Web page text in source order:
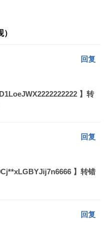
回复
】转
回复
】转错
回复